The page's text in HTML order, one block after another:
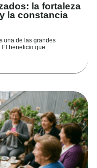
la fortaleza
la constancia
una de las grandes
El beneficio que